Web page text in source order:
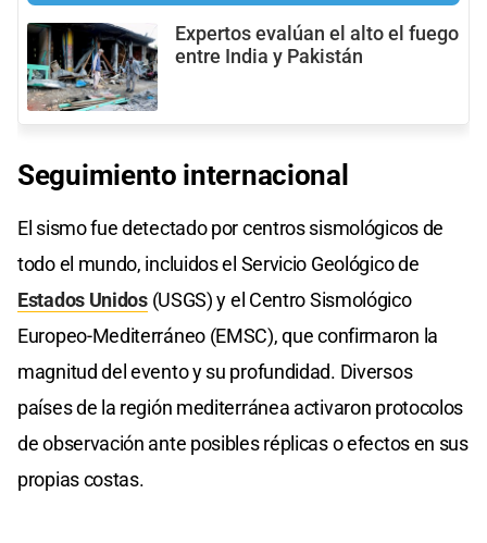
Expertos evalúan el alto el fuego
entre India y Pakistán
Seguimiento internacional
El sismo fue detectado por centros sismológicos de
todo el mundo, incluidos el Servicio Geológico de
Estados Unidos(USGS) y el Centro Sismológico
Europeo-Mediterráneo (EMSC), que confirmaron la
magnitud del evento y su profundidad. Diversos
países de la región mediterránea activaron protocolos
de observación ante posibles réplicas o efectos en sus
propias costas.